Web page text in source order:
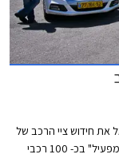
את חידוש ציי הרכב של
חברות "סנו פרופשיונל", חברת "אלווין ישראל" וחברת "מפעיל" בכ- 100 רכבי